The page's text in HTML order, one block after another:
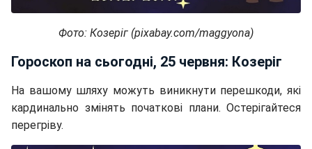
Фото: Козеріг (pixabay.com/maggyona)
Гороскоп на сьогодні, 25 червня: Козеріг
На вашому шляху можуть виникнути перешкоди, які
кардинально змінять початкові плани. Остерігайтеся
перегріву.